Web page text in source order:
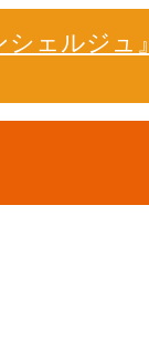
ェルジュ』